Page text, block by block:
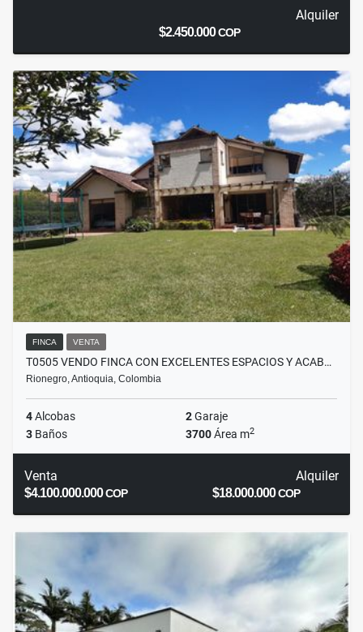
Alquiler
$2.450.000COP
FINCA VENTA
T0505 VENDO FINCA CON EXCELENTES ESPACIOS Y ACAB…
Rionegro, Antioquia, Colombia
4Alcobas 2Garaje
3 Baños 3700Área m2
Venta
$4.100.000.000COP
Alquiler
$18.000.000COP